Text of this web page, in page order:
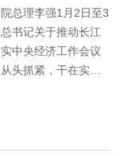
总理李强1月2日至3
书记关于推动长江
中央经济工作会议
头抓紧，干在实
激光产业发展等情